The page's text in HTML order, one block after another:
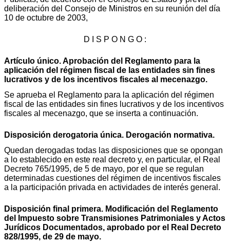
deliberación del Consejo de Ministros en su reunión del día
10 de octubre de 2003,
D I S P O N G O :
Artículo único. Aprobación del Reglamento para la
aplicación del régimen fiscal de las entidades sin fines
lucrativos y de los incentivos fiscales al mecenazgo.
Se aprueba el Reglamento para la aplicación del régimen
fiscal de las entidades sin fines lucrativos y de los incentivos
fiscales al mecenazgo, que se inserta a continuación.
Disposición derogatoria única. Derogación normativa.
Quedan derogadas todas las disposiciones que se opongan
a lo establecido en este real decreto y, en particular, el Real
Decreto 765/1995, de 5 de mayo, por el que se regulan
determinadas cuestiones del régimen de incentivos fiscales
a la participación privada en actividades de interés general.
Disposición final primera. Modificación del Reglamento
del Impuesto sobre Transmisiones Patrimoniales y Actos
Jurídicos Documentados, aprobado por el Real Decreto
828/1995, de 29 de mayo.